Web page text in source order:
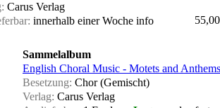
Carus Verlag
innerhalb einer Woche info
Sammelalbum
English Choral Music - Motets and
Besetzung: Chor (Gemischt)
Verlag: Carus Verlag